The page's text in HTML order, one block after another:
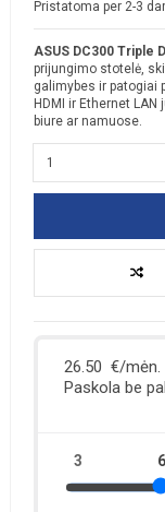
Pristatoma per 2-3
ASUS DC300 Triple
prijungimo stotelė,
galimybes ir patogiai
HDMI ir Ethernet
biure ar namuose.